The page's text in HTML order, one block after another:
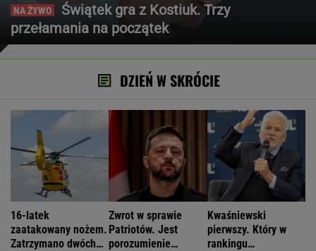
Świątek gra z Kostiuk. Trzy
przełamania na początek
DZIEŃ W SKRÓCIE
16-latek
zaatakowany nożem.
Zatrzymano dwóch
Zwrot w sprawie
Patriotów. Jest
porozumienie
Kwaśniewski
pierwszy. Który w
rankingu